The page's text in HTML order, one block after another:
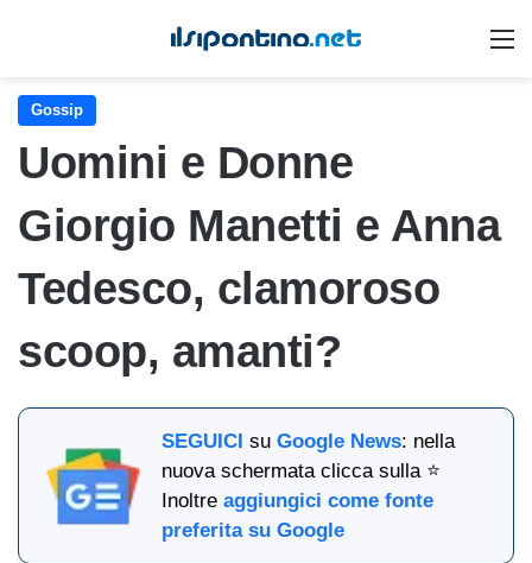
Gossip
Uomini e Donne
Giorgio Manetti e Anna
Tedesco, clamoroso
scoop, amanti?
SEGUICI suGoogle News: nella
nuova schermata clicca sulla ⭐
Inoltreaggiungici come fonte
preferita su Google